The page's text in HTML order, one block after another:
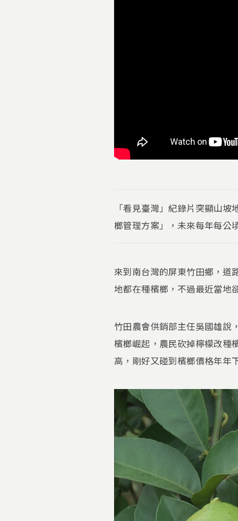
「看見臺灣」紀錄片突顯山
榔管理方案」，未來每年每公
來到南台灣的屏東竹田鄉，道
地都在種檳榔，不過最近當地
竹田農會供銷部主任吳國雄說
檳榔崛起，農民砍掉檸檬改種
高，剛好又碰到檳榔價格年年